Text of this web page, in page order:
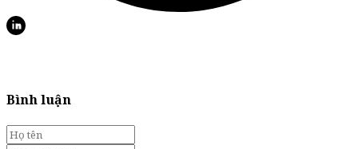
Bình luận